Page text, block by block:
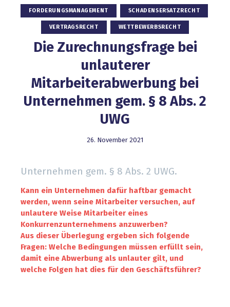
FORDERUNGSMANAGEMENT SCHADENSERSATZRECHT
VERTRAGSRECHT WETTBEWERBSRECHT
Die Zurechnungsfrage bei
unlauterer
Mitarbeiterabwerbung bei
Unternehmen gem. § 8 Abs. 2
UWG
26. November 2021
Unternehmen gem. § 8 Abs. 2 UWG.
Kann ein Unternehmen dafür haftbar gemacht
werden, wenn seine Mitarbeiter versuchen, auf
unlautere Weise Mitarbeiter eines
Konkurrenzunternehmens anzuwerben?
Aus dieser Überlegung ergeben sich folgende
Fragen: Welche Bedingungen müssen erfüllt sein,
damit eine Abwerbung als unlauter gilt, und
welche Folgen hat dies für den Geschäftsführer?